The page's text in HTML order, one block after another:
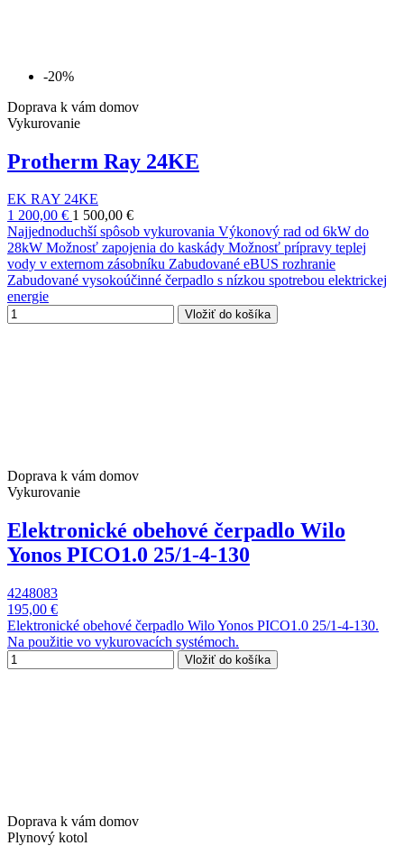
-20%
Doprava k vám domov
Vykurovanie
Protherm Ray 24KE
EK RAY 24KE
1 200,00 € 1 500,00 €
Najjednoduchší spôsob vykurovania Výkonový rad od 6kW do
28kW Možnosť zapojenia do kaskády Možnosť prípravy teplej
vody v externom zásobníku Zabudované eBUS rozhranie
Zabudované vysokoúčinné čerpadlo s nízkou spotrebou elektrickej
energie
Vložiť do košíka
Doprava k vám domov
Vykurovanie
Elektronické obehové čerpadlo Wilo
Yonos PICO1.0 25/1-4-130
4248083
195,00 €
Elektronické obehové čerpadlo Wilo Yonos PICO1.0 25/1-4-130.
Na použitie vo vykurovacích systémoch.
Vložiť do košíka
Doprava k vám domov
Plynový kotol